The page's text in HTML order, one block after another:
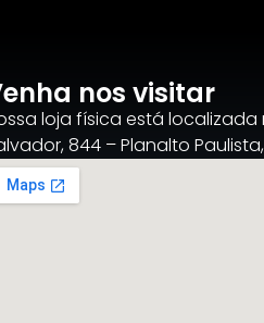
nos visitar
loja física está localizada
844 – Planalto Paulista,